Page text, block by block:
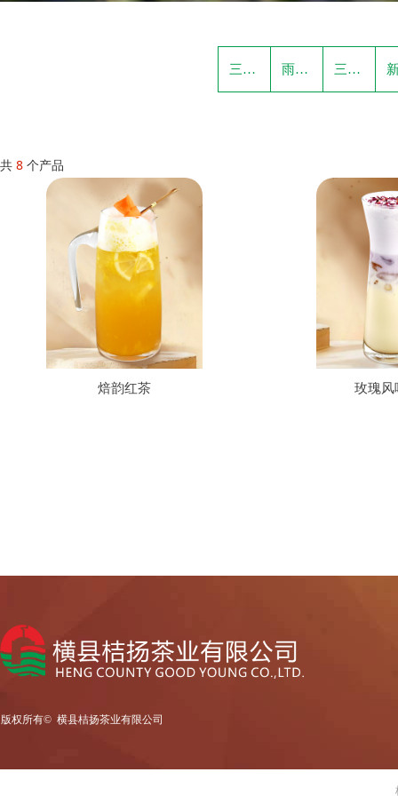
共 8 个产品
焙韵红茶 玫瑰风
三色斛光花香 雨林永续净美 三王三后花香韵骨
版权所有© 横县桔扬茶业有限公司